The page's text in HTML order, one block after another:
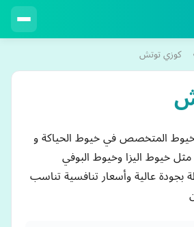
كوزي توتش
المتخصص في خيوط الحياكة و
خيوط اليزا وخيوط البوفي
بجودة عالية وأسعار تنافسية تناسب